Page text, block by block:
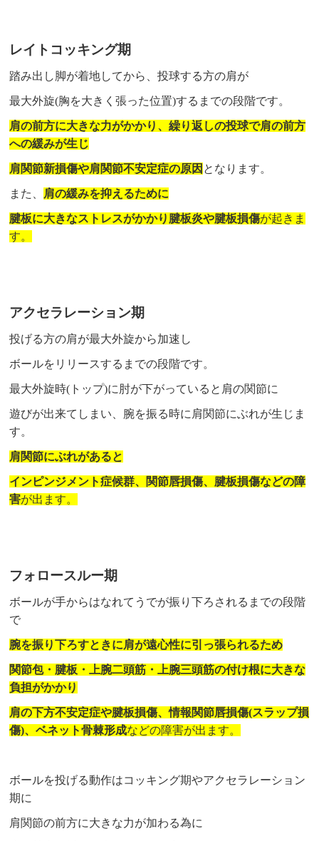
レイトコッキング期
踏み出し脚が着地してから、投球する方の肩が
最大外旋(胸を大きく張った位置)するまでの段階です。
肩の前方に大きな力がかかり、繰り返しの投球で肩の前方
への緩みが生じ
肩関節新損傷や肩関節不安定症の原因 となります。
また、 肩の緩みを抑えるために
腱板に大きなストレスがかかり腱板炎や腱板損傷が起きま
す。
アクセラレーション期
投げる方の肩が最大外旋から加速し
ボールをリリースするまでの段階です。
最大外旋時(トップ)に肘が下がっていると肩の関節に
遊びが出来てしまい、腕を振る時に肩関節にぶれが生じま
す。
肩関節にぶれがあると
インピンジメント症候群、関節唇損傷、腱板損傷などの障
害が出ます。
フォロースルー期
ボールが手からはなれてうでが振り下ろされるまでの段階
で
腕を振り下ろすときに肩が遠心性に引っ張られるため
関節包・腱板・上腕二頭筋・上腕三頭筋の付け根に大きな
負担がかかり
肩の下方不安定症や腱板損傷、情報関節唇損傷(スラップ損
傷)、ベネット骨棘形成などの障害が出ます。
ボールを投げる動作はコッキング期やアクセラレーション
期に
肩関節の前方に大きな力が加わる為に